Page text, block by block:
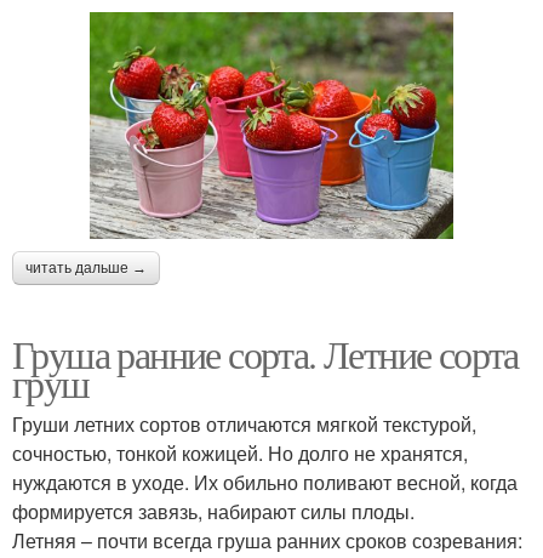
читать дальше →
Груша ранние сорта. Летние сорта
груш
Груши летних сортов отличаются мягкой текстурой,
сочностью, тонкой кожицей. Но долго не хранятся,
нуждаются в уходе. Их обильно поливают весной, когда
формируется завязь, набирают силы плоды.
Летняя – почти всегда груша ранних сроков созревания: